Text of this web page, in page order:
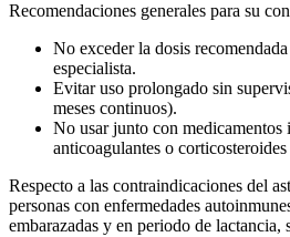
Recomendaciones generales para su
No exceder la dosis recomendada
especialista.
Evitar uso prolongado sin
meses continuos).
No usar junto con medicamentos
anticoagulantes o
Respecto a las contraindicaciones del
personas con enfermedades
embarazadas y en periodo de